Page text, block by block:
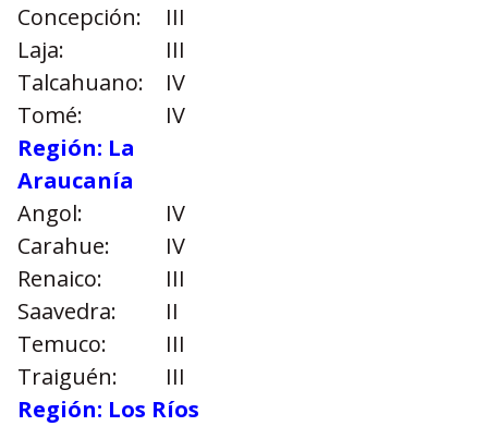
Concepción:
III
Laja:
III
Talcahuano:
IV
Tomé:
IV
Región: La
Araucanía
Angol:
IV
Carahue:
IV
Renaico:
III
Saavedra:
II
Temuco:
III
Traiguén:
III
Región: Los Ríos